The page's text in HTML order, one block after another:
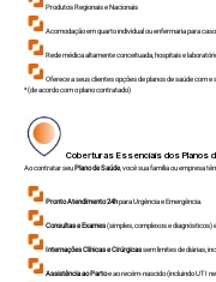
Produtos Regionais e Nacionais
Acomodação em quarto individual ou enfermaria para
Rede médica altamente conceituada, hospitais e
Oferece a seus clientes opções de planos de saúde com e
*(de acordo com o plano contratado)
Coberturas Essenciais dos Planos
Ao contratar seuPlano de Saúde, você sua família ou empresa
Pronto Atendimento 24hpara Urgência e Emergência.
Consultas e Exames(simples, complexos e diagnósticos)
Internações Clínicas e Cirúrgicassem limites de diárias,
Assistência ao Partoe ao recém-nascido (incluindo UTI